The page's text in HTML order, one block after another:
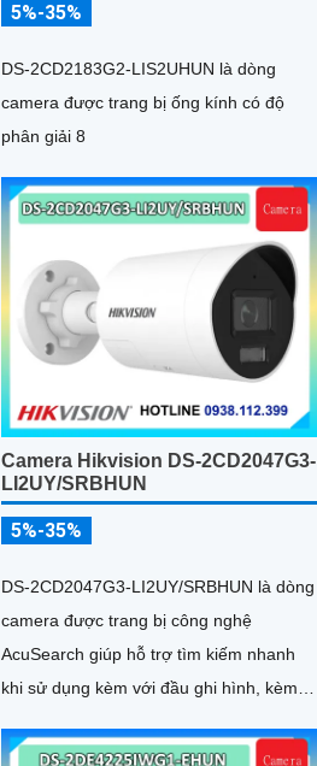
5%-35%
DS-2CD2183G2-LIS2UHUN là dòng
camera được trang bị ống kính có độ
phân giải 8
Camera Hikvision DS-2CD2047G3-
LI2UY/SRBHUN
5%-35%
DS-2CD2047G3-LI2UY/SRBHUN là dòng
camera được trang bị công nghệ
AcuSearch giúp hỗ trợ tìm kiếm nhanh
khi sử dụng kèm với đầu ghi hình, kèm
130dB, trang bị micro kép và loa hỗ trợ